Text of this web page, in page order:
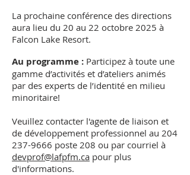
La prochaine conférence des directions
aura lieu du 20 au 22 octobre 2025 à
Falcon Lake Resort.
Au programme : Participez à toute une
gamme d’activités et d’ateliers animés
par des experts de l’identité en milieu
minoritaire!
Veuillez contacter l'agente de liaison et
de développement professionnel au 204
237-9666 poste 208 ou par courriel à
devprof@lafpfm.ca pour plus
d'informations.